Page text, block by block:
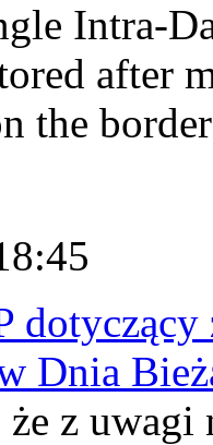
Intra-
after
the
dotyczący
Dnia
z uwagi